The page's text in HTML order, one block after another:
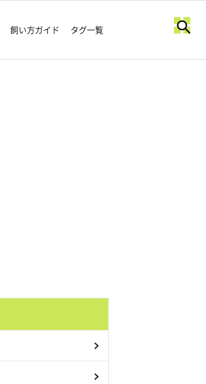
飼い方ガイド タグ一覧